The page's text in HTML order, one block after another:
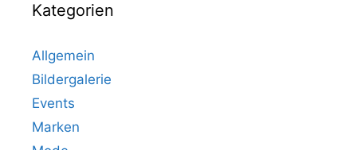
Kategorien
Allgemein
Bildergalerie
Events
Marken